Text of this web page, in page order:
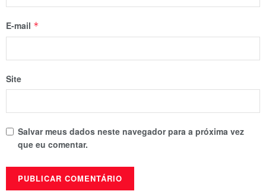
E-mail *
Site
Salvar meus dados neste navegador para a próxima vez
que eu comentar.